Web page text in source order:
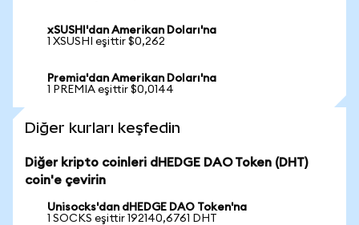
xSUSHI'dan Amerikan Doları'na
1 XSUSHI eşittir $0,262
Premia'dan Amerikan Doları'na
1 PREMIA eşittir $0,0144
Diğer kurları keşfedin
Diğer kripto coinleri dHEDGE DAO Token (DHT)
coin'e çevirin
Unisocks'dan dHEDGE DAO Token'na
1 SOCKS eşittir 192140,6761 DHT